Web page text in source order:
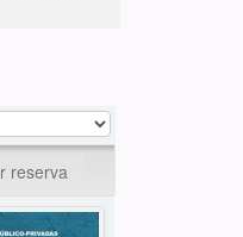
reserva